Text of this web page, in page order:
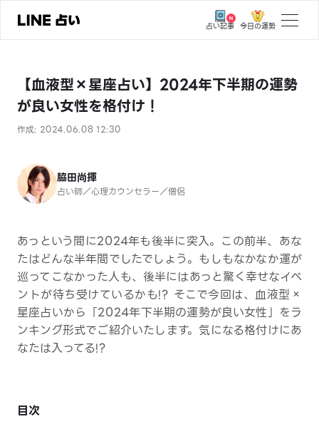
占い記事 今日の運勢
ユーザーの声
相談事例
おすすめの占い師
よくある質問
えもじの子（占）12星座占い
占い記事
お知らせ
LINE占いを開く
【血液型×星座占い】2024年下半期の運勢
が良い女性を格付け！
作成: 2024.06.08 12:30
脇田尚揮
占い師／心理カウンセラー／僧侶
あっという間に2024年も後半に突入。この前半、あな
たはどんな半年間でしたでしょう。もしもなかなか運が
巡ってこなかった人も、後半にはあっと驚く幸せなイベ
ントが待ち受けているかも!? そこで今回は、血液型×
星座占いから「2024年下半期の運勢が良い女性」をラ
ンキング形式でご紹介いたします。気になる格付けにあ
なたは入ってる!?
目次